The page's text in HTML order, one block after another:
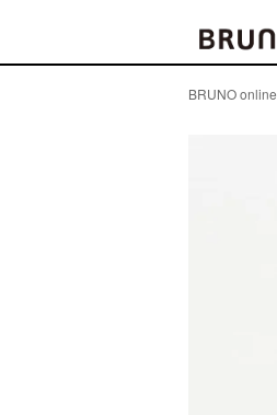
BRUNO online